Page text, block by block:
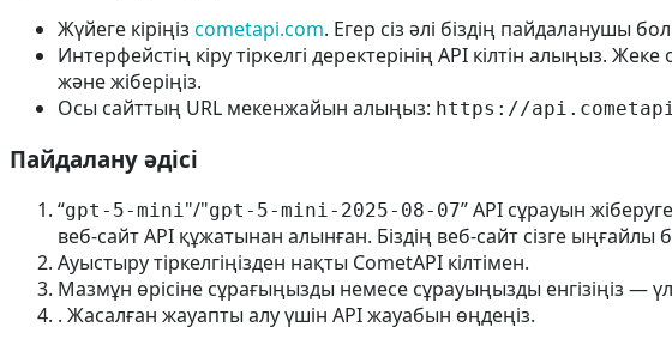
Жүйеге кіріңіз cometapi.com. Егер сіз әлі біздің пайдаланушы
Интерфейстің кіру тіркелгі деректерінің API кілтін алыңыз.
және жіберіңіз.
Осы сайттың URL мекенжайын алыңыз: https://
Пайдалану әдісі
“gpt-5-mini"/"gpt-5-mini-2025-08-07” API сұрауын
веб-сайт API құжатынан алынған. Біздің веб-сайт сізге
Ауыстыру тіркелгіңізден нақты CometAPI кілтімен.
Мазмұн өрісіне сұрағыңызды немесе сұрауыңызды енгізіңіз —
. Жасалған жауапты алу үшін API жауабын өңдеңіз.